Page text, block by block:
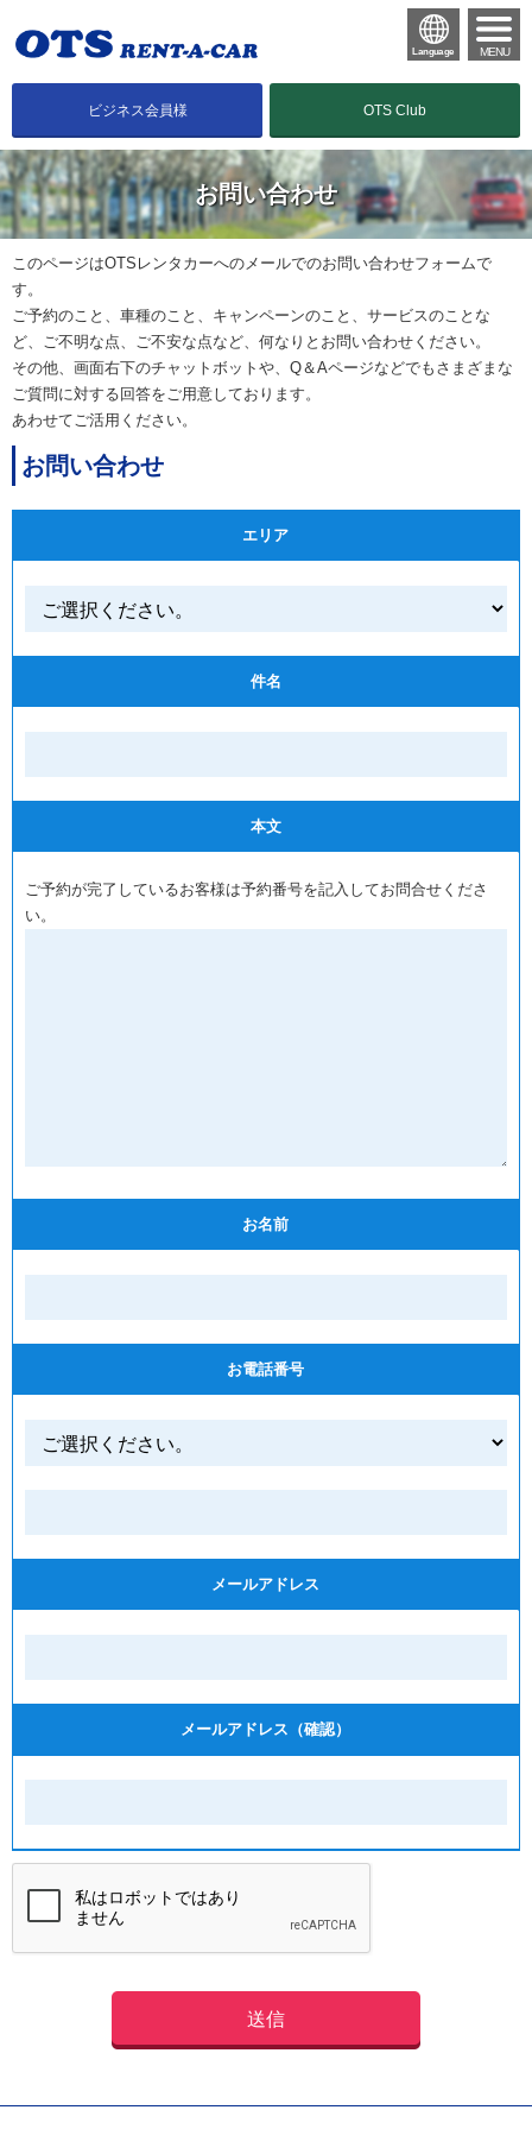
OTS Club
ビジネス会員様
Language MENU
お問い合わせ
このページはOTSレンタカーへのメールでのお問い合わせフォームで
す。
ご予約のこと、車種のこと、キャンペーンのこと、サービスのことな
ど、ご不明な点、ご不安な点など、何なりとお問い合わせください。
その他、画面右下のチャットボットや、Q＆Aページなどでもさまざまな
ご質問に対する回答をご用意しております。
あわせてご活用ください。
お問い合わせ
エリア
件名
本文
ご予約が完了しているお客様は予約番号を記入してお問合せくださ
い。
お名前
お電話番号
メールアドレス
メールアドレス（確認）